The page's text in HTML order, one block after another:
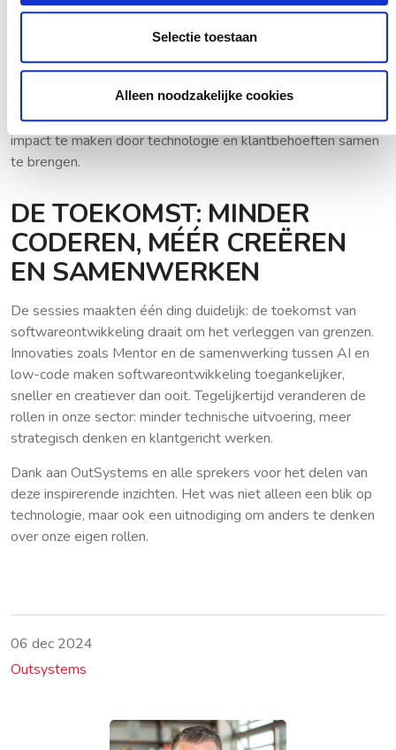
Selectie toestaan
Alleen noodzakelijke cookies
onderdeel van de rol.
Samenwerking en strategisch inzicht:
begeleiden van klanten bij innovatie en het strategisch
Deze evolutie biedt kansen om als ontwikkelaar een grotere
impact te maken door technologie en klantbehoeften samen
te brengen.
DE TOEKOMST: MINDER
CODEREN, MÉÉR CREËREN
EN SAMENWERKEN
De sessies maakten één ding duidelijk: de toekomst van
softwareontwikkeling draait om het verleggen van grenzen.
Innovaties zoals Mentor en de samenwerking tussen AI en
low-code maken softwareontwikkeling toegankelijker,
sneller en creatiever dan ooit. Tegelijkertijd veranderen de
rollen in onze sector: minder technische uitvoering, meer
strategisch denken en klantgericht werken.
Dank aan OutSystems en alle sprekers voor het delen van
deze inspirerende inzichten. Het was niet alleen een blik op
technologie, maar ook een uitnodiging om anders te denken
over onze eigen rollen.
06 dec 2024
Outsystems